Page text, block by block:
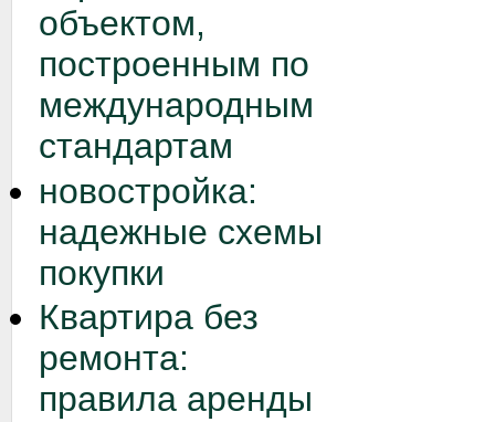
объектом,
построенным по
международным
стандартам
новостройка:
надежные схемы
покупки
Квартира без
ремонта:
правила аренды